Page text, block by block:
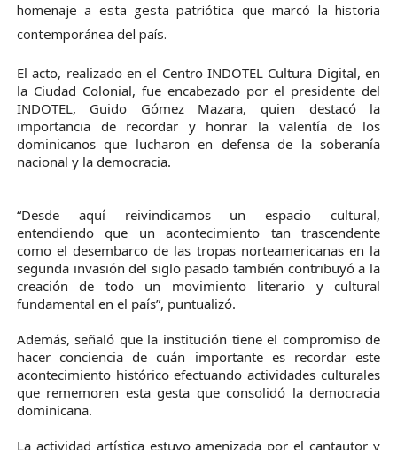
homenaje a esta gesta patriótica que marcó la historia
contemporánea del país.
El acto, realizado en el Centro INDOTEL Cultura Digital, en
la Ciudad Colonial, fue encabezado por el presidente del
INDOTEL, Guido Gómez Mazara, quien destacó la
importancia de recordar y honrar la valentía de los
dominicanos que lucharon en defensa de la soberanía
nacional y la democracia.
“Desde aquí reivindicamos un espacio cultural,
entendiendo que un acontecimiento tan trascendente
como el desembarco de las tropas norteamericanas en la
segunda invasión del siglo pasado también contribuyó a la
creación de todo un movimiento literario y cultural
fundamental en el país”, puntualizó.
Además, señaló que la institución tiene el compromiso de
hacer conciencia de cuán importante es recordar este
acontecimiento histórico efectuando actividades culturales
que rememoren esta gesta que consolidó la democracia
dominicana.
La actividad artística estuvo amenizada por el cantautor y